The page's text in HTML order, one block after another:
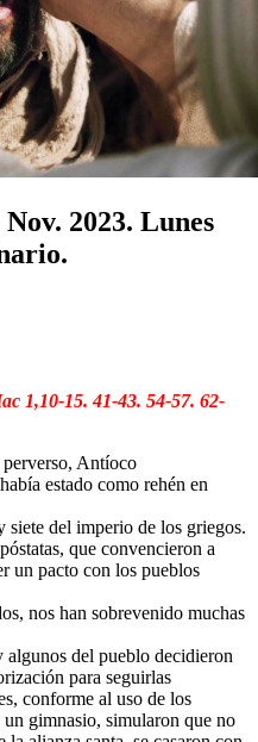
2023. Lunes
1,10-15. 41-43. 54-57. 62-
Antíoco
estado como rehén en
del imperio de los griegos.
que convencieron a
un pacto con los pueblos
nos han sobrevenido muchas
del pueblo decidieron
para seguirlas
conforme al uso de los
un gimnasio, simularon que no